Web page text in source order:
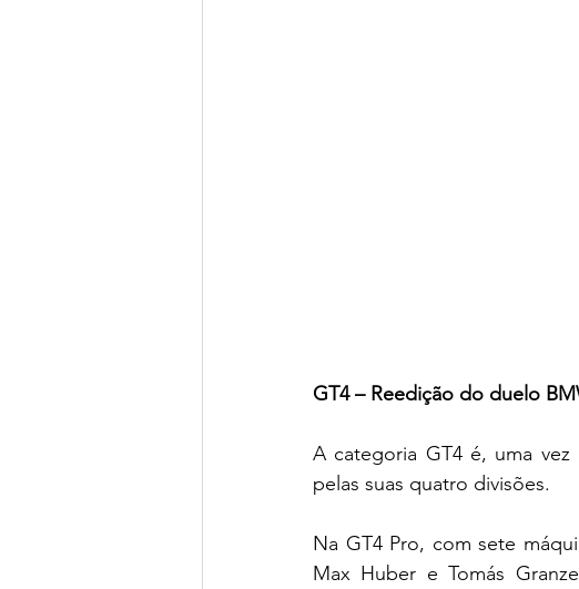
GT4 – Reedição do duelo
A categoria GT4 é, uma
pelas suas quatro divisões.
Na GT4 Pro, com sete
Max Huber e Tomás